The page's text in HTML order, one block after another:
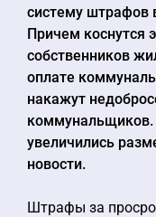
систему штрафов
Причем коснутся
собственников
оплате
накажут
коммунальщиков.
увеличились
новости.
Штрафы за